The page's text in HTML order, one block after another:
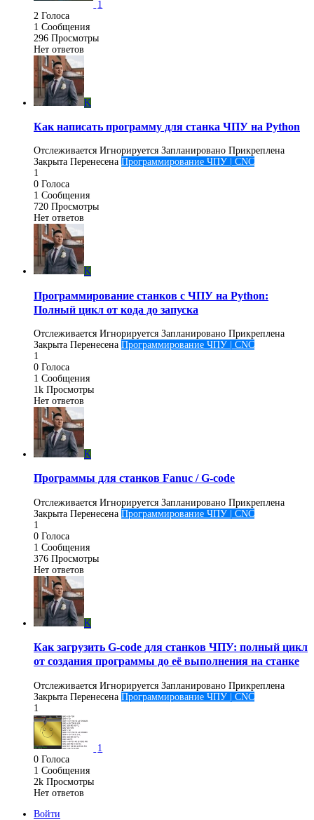
1
2 Голоса
1 Сообщения
296 Просмотры
Нет ответов
K
Как написать программу для станка ЧПУ на Python
Отслеживается Игнорируется Запланировано Прикреплена
Закрыта Перенесена Программирование ЧПУ | CNC
1
0 Голоса
1 Сообщения
720 Просмотры
Нет ответов
K
Программирование станков с ЧПУ на Python:
Полный цикл от кода до запуска
Отслеживается Игнорируется Запланировано Прикреплена
Закрыта Перенесена Программирование ЧПУ | CNC
1
0 Голоса
1 Сообщения
1k Просмотры
Нет ответов
K
Программы для станков Fanuc / G-code
Отслеживается Игнорируется Запланировано Прикреплена
Закрыта Перенесена Программирование ЧПУ | CNC
1
0 Голоса
1 Сообщения
376 Просмотры
Нет ответов
K
Как загрузить G-code для станков ЧПУ: полный цикл
от создания программы до её выполнения на станке
Отслеживается Игнорируется Запланировано Прикреплена
Закрыта Перенесена Программирование ЧПУ | CNC
1
1
0 Голоса
1 Сообщения
2k Просмотры
Нет ответов
Войти